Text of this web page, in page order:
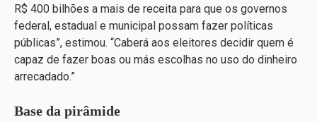
R$ 400 bilhões a mais de receita para que os governos
federal, estadual e municipal possam fazer políticas
públicas”, estimou. “Caberá aos eleitores decidir quem é
capaz de fazer boas ou más escolhas no uso do dinheiro
arrecadado.”
Base da pirâmide